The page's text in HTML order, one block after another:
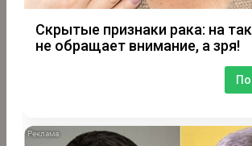
Скрытые признаки рака: на
не обращает внимание, а зря!